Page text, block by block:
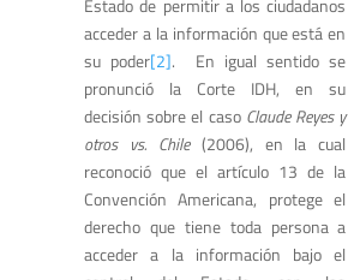
acceder a la información que está en
su poder[2]. En igual sentido se
pronunció la Corte IDH, en su
decisión sobre el caso Claude Reyes y
otros vs. Chile(2006), en la cual
reconoció que el artículo 13 de la
Convención Americana, protege el
derecho que tiene toda persona a
acceder a la información bajo el